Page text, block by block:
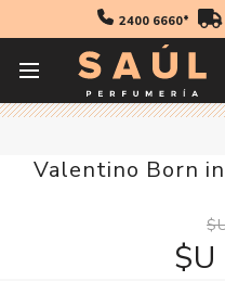
2400 6660*
30 off
Valentino Born
$U